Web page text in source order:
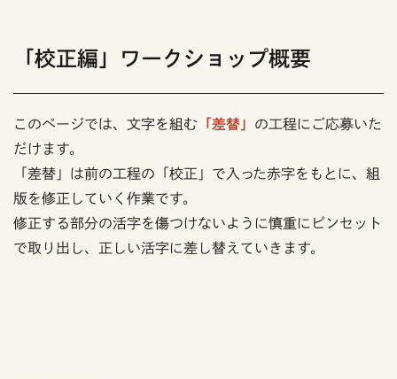
「校正編」ワークショップ概要
このページでは、文字を組む 「差替」 の工程にご応募いた
だけます。
「差替」は前の工程の「校正」で入った赤字をもとに、組
版を修正していく作業です。
修正する部分の活字を傷つけないように慎重にピンセット
で取り出し、正しい活字に差し替えていきます。